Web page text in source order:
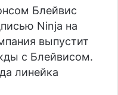
Блейвис
Ninja на
выпустит
с Блейвисом.
линейка